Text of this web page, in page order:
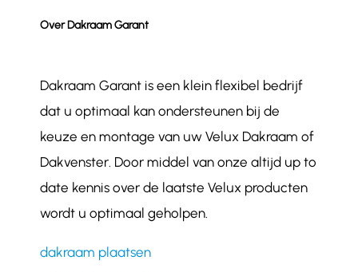
Over Dakraam Garant
Dakraam Garant is een klein flexibel bedrijf
dat u optimaal kan ondersteunen bij de
keuze en montage van uw Velux Dakraam of
Dakvenster. Door middel van onze altijd up to
date kennis over de laatste Velux producten
wordt u optimaal geholpen.
dakraam plaatsen